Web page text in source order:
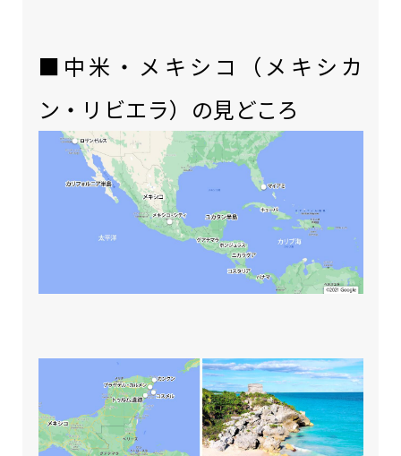
■中米・メキシコ（メキシカ
ン・リビエラ）の見どころ